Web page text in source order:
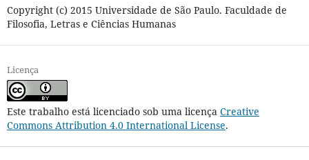
Copyright (c) 2015 Universidade de São Paulo. Faculdade de
Filosofia, Letras e Ciências Humanas
Licença
Este trabalho está licenciado sob uma licença Creative
Commons Attribution 4.0 International License.